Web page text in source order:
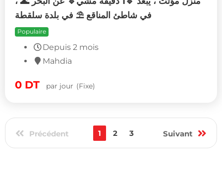
في شاطئ المناقع ⛱️ في بلدة سلقطة
Populaire
Depuis 2 mois
Mahdia
0 DT par jour (Fixe)
Précédent 1 2 3 Suivant